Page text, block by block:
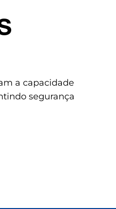
a capacidade
segurança